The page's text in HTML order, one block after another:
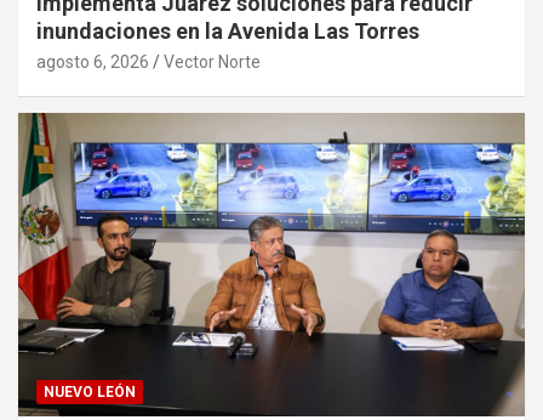
inundaciones en la Avenida Las Torres
agosto 6, 2026 Vector Norte
NUEVO LEÓN